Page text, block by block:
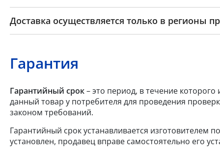
Доставка осуществляется только в регионы
Гарантия
Гарантийный срок– это период, в течение которого
данный товар у потребителя для проведения
законом требований.
Гарантийный срок устанавливается изготовителем
установлен, продавец вправе самостоятельно его